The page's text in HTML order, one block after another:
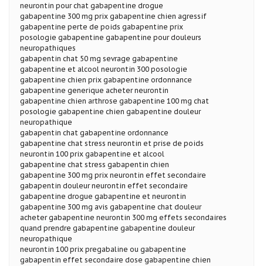
neurontin pour chat gabapentine drogue
gabapentine 300 mg prix gabapentine chien agressif
gabapentine perte de poids gabapentine prix
posologie gabapentine gabapentine pour douleurs
neuropathiques
gabapentin chat 50 mg sevrage gabapentine
gabapentine et alcool neurontin 300 posologie
gabapentine chien prix gabapentine ordonnance
gabapentine generique acheter neurontin
gabapentine chien arthrose gabapentine 100 mg chat
posologie gabapentine chien gabapentine douleur
neuropathique
gabapentin chat gabapentine ordonnance
gabapentine chat stress neurontin et prise de poids
neurontin 100 prix gabapentine et alcool
gabapentine chat stress gabapentin chien
gabapentine 300 mg prix neurontin effet secondaire
gabapentin douleur neurontin effet secondaire
gabapentine drogue gabapentine et neurontin
gabapentine 300 mg avis gabapentine chat douleur
acheter gabapentine neurontin 300 mg effets secondaires
quand prendre gabapentine gabapentine douleur
neuropathique
neurontin 100 prix pregabaline ou gabapentine
gabapentin effet secondaire dose gabapentine chien